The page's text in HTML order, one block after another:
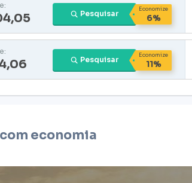
Pesquisar
Economize
6%
Pesquisar
Economize
11%
com economia